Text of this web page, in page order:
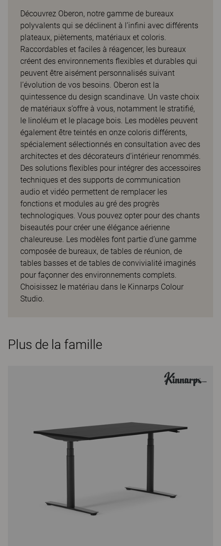
Découvrez Oberon, notre gamme de bureaux
polyvalents qui se déclinent à l’infini avec différents
plateaux, piètements, matériaux et coloris.
Raccordables et faciles à réagencer, les bureaux
créent des environnements flexibles et durables qui
peuvent être aisément personnalisés suivant
l’évolution de vos besoins. Oberon est la
quintessence du design scandinave. Un vaste choix
de matériaux s’offre à vous, notamment le stratifié,
le linoléum et le placage bois. Les modèles peuvent
également être teintés en onze coloris différents,
spécialement sélectionnés en consultation avec des
architectes et des décorateurs d’intérieur renommés.
Des solutions flexibles pour intégrer des accessoires
techniques et des supports de communication
audio et vidéo permettent de remplacer les
fonctions et modules au gré des progrès
technologiques. Vous pouvez opter pour des chants
biseautés pour créer une élégance aérienne
chaleureuse. Les modèles font partie d’une gamme
composée de bureaux, de tables de réunion, de
tables basses et de tables de convivialité imaginés
pour façonner des environnements complets.
Choisissez le matériau dans le Kinnarps Colour
Studio.
Plus de la famille